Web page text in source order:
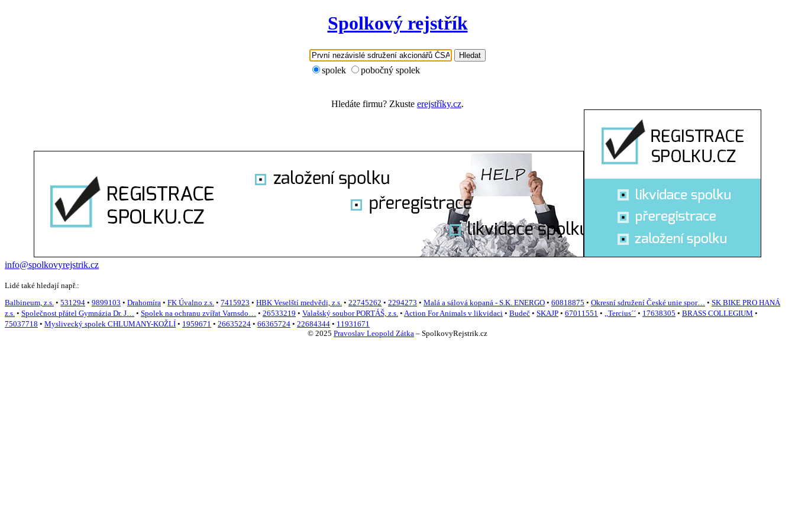
Spolkový rejstřík
Hledat
spolek pobočný spolek
Hledáte firmu? Zkuste erejstříky.cz.
info@spolkovyrejstrik.cz
Lidé také hledají např.:
Balbineum, z.s. • 531294 • 9899103 • Drahomíra • FK Úvalno z.s. • 7415923 • HBK Veselští medvědi, z.s. • 22745262 • 2294273 • Malá a sálová kopaná - S.K. ENERGO • 60818875 • Okresní sdružení České unie spor… • SK BIKE PRO HANÁ
z.s. • Společnost přátel Gymnázia Dr. J… • Spolek na ochranu zvířat Varnsdo… • 26533219 • Valašský soubor PORTÁŠ, z.s. • Action For Animals v likvidaci • Budeč • SKAJP • 67011551 • ,,Tercius´´ • 17638305 • BRASS COLLEGIUM •
75037718 • Myslivecký spolek CHLUMANY-KOŽLÍ • 1959671 • 26635224 • 66365724 • 22684344 • 11931671
© 2025 Pravoslav Leopold Zátka – SpolkovyRejstrik.cz